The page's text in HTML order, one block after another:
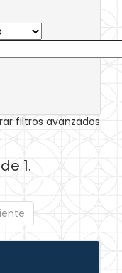
filtros avanzados
1.